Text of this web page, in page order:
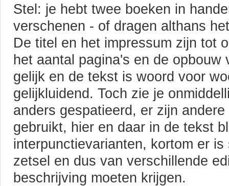
Stel: je hebt twee boeken in
verschenen - of dragen althans
De titel en het impressum zijn tot
het aantal pagina's en de opbouw
gelijk en de tekst is woord voor
gelijkluidend. Toch zie je
anders gespatieerd, er zijn
gebruikt, hier en daar in de tekst
interpunctievarianten, kortom er
zetsel en dus van verschillende
beschrijving moeten krijgen.